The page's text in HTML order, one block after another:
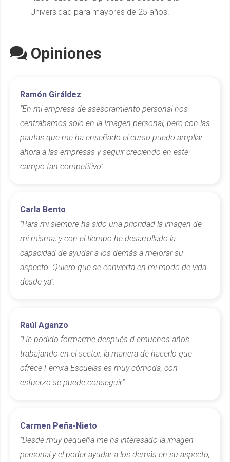
Universidad para mayores de 25 años.
Opiniones
Ramón Giráldez
"En mi empresa de asesoramiento personal nos
centrábamos solo en la Imagen personal, pero con las
pautas que me ha enseñado el curso puedo ampliar
ahora a las empresas y seguir creciendo en este
campo tan competitivo".
Carla Bento
"Para mi siempre ha sido una prioridad la imagen de
mi misma, y con el tiempo he desarrollado la
capacidad de ayudar a los demás a mejorar su
aspecto. Quiero que se convierta en mi modo de vida
desde ya".
Raúl Aganzo
"He podido formarme después d emuchos años
trabajando en el sector, la manera de hacerlo que
ofrece Femxa Escuelas es muy cómoda, con
esfuerzo se puede conseguir".
Carmen Peña-Nieto
"Desde muy pequeña me ha interesado la imagen
personal y el poder ayudar a los demás en su aspecto,